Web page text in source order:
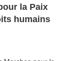
la Paix
humains